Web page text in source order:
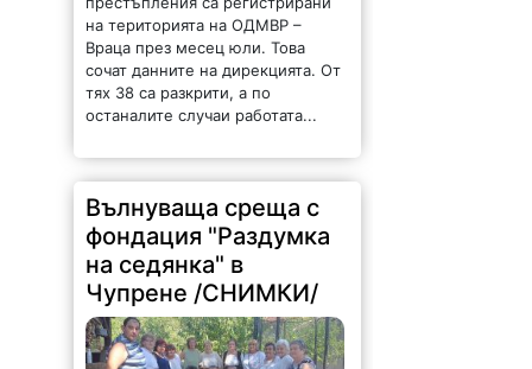
на територията на ОДМВР –
Враца през месец юли. Това
сочат данните на дирекцията. От
тях 38 са разкрити, а по
останалите случаи работата...
Вълнуваща среща с
фондация "Раздумка
на седянка" в
Чупрене /СНИМКИ/